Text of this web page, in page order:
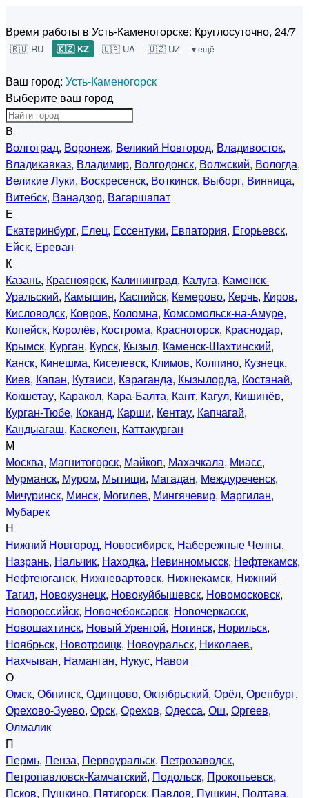
Время работы в Усть-Каменогорске: Круглосуточно, 24/7
🇷🇺 RU 🇰🇿 KZ 🇺🇦 UA 🇺🇿 UZ ▾ ещё
Ваш город: Усть-Каменогорск
Выберите ваш город
В
Волгоград, Воронеж, Великий Новгород, Владивосток,
Владикавказ, Владимир, Волгодонск, Волжский, Вологда,
Великие Луки, Воскресенск, Воткинск, Выборг, Винница,
Витебск, Ванадзор, Вагаршапат
Е
Екатеринбург, Елец, Ессентуки, Евпатория, Егорьевск,
Ейск, Ереван
К
Казань, Красноярск, Калининград, Калуга, Каменск-
Уральский, Камышин, Каспийск, Кемерово, Керчь, Киров,
Кисловодск, Ковров, Коломна, Комсомольск-на-Амуре,
Копейск, Королёв, Кострома, Красногорск, Краснодар,
Крымск, Курган, Курск, Кызыл, Каменск-Шахтинский,
Канск, Кинешма, Киселевск, Климов, Колпино, Кузнецк,
Киев, Капан, Кутаиси, Караганда, Кызылорда, Костанай,
Кокшетау, Каракол, Кара-Балта, Кант, Кагул, Кишинёв,
Курган-Тюбе, Коканд, Карши, Кентау, Капчагай,
Кандыагаш, Каскелен, Каттакурган
М
Москва, Магнитогорск, Майкоп, Махачкала, Миасс,
Мурманск, Муром, Мытищи, Магадан, Междуреченск,
Мичуринск, Минск, Могилев, Мингячевир, Маргилан,
Мубарек
Н
Нижний Новгород, Новосибирск, Набережные Челны,
Назрань, Нальчик, Находка, Невинномысск, Нефтекамск,
Нефтеюганск, Нижневартовск, Нижнекамск, Нижний
Тагил, Новокузнецк, Новокуйбышевск, Новомосковск,
Новороссийск, Новочебоксарск, Новочеркасск,
Новошахтинск, Новый Уренгой, Ногинск, Норильск,
Ноябрьск, Новотроицк, Новоуральск, Николаев,
Нахчыван, Наманган, Нукус, Навои
О
Омск, Обнинск, Одинцово, Октябрьский, Орёл, Оренбург,
Орехово-Зуево, Орск, Орехов, Одесса, Ош, Оргеев,
Олмалик
П
Пермь, Пенза, Первоуральск, Петрозаводск,
Петропавловск-Камчатский, Подольск, Прокопьевск,
Псков, Пушкино, Пятигорск, Павлов, Пушкин, Полтава,